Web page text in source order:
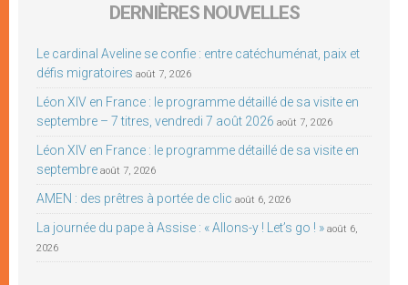
DERNIÈRES NOUVELLES
Le cardinal Aveline se confie : entre catéchuménat, paix et
défis migratoires août 7, 2026
Léon XIV en France : le programme détaillé de sa visite en
septembre – 7 titres, vendredi 7 août 2026 août 7, 2026
Léon XIV en France : le programme détaillé de sa visite en
septembre août 7, 2026
AMEN : des prêtres à portée de clic août 6, 2026
La journée du pape à Assise : « Allons-y ! Let’s go ! » août 6,
2026